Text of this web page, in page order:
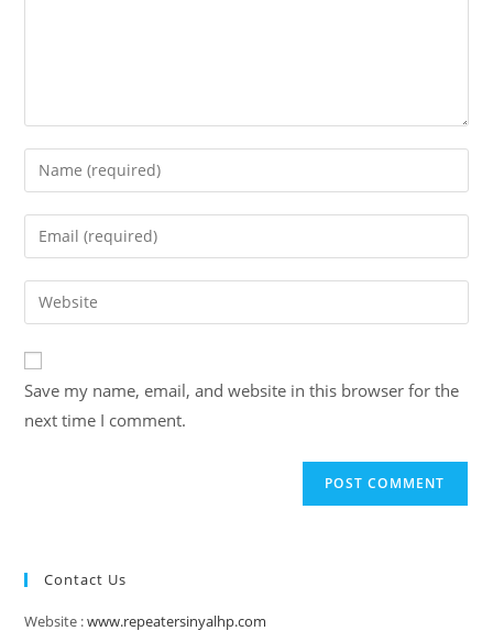
Enter
your
name
comment
Enter
your
email
address
comment
Enter
your
website
URL
(optional)
Save my name, email, and website in this browser for the
next time I comment.
Contact Us
Website :www.repeatersinyalhp.com